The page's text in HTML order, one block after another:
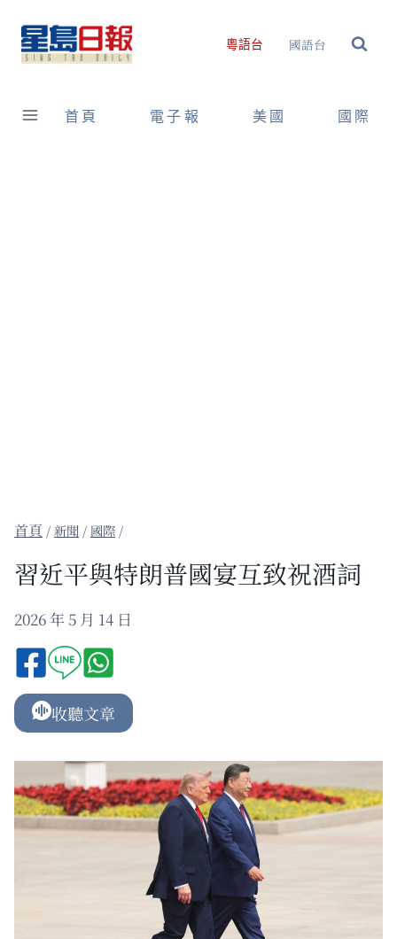
content
粵語台 國語台
首頁 電子報 美國 國際
/新聞 / 國際 /
習近平與特朗普國宴互致祝酒詞
2026 年 5 月 14 日
收聽文章